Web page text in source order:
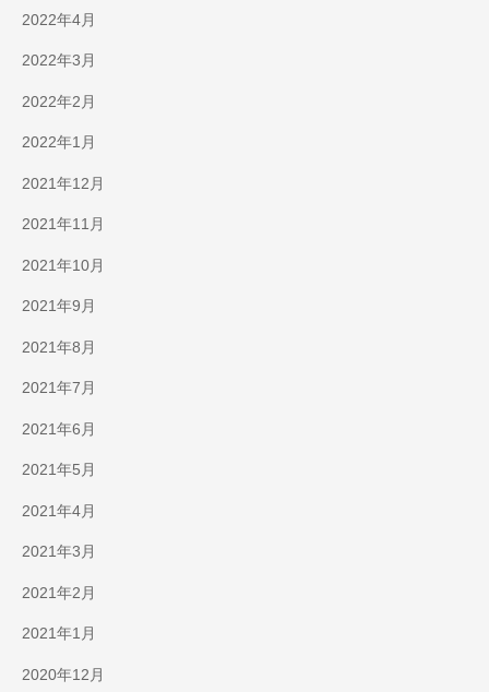
2022年4月
2022年3月
2022年2月
2022年1月
2021年12月
2021年11月
2021年10月
2021年9月
2021年8月
2021年7月
2021年6月
2021年5月
2021年4月
2021年3月
2021年2月
2021年1月
2020年12月